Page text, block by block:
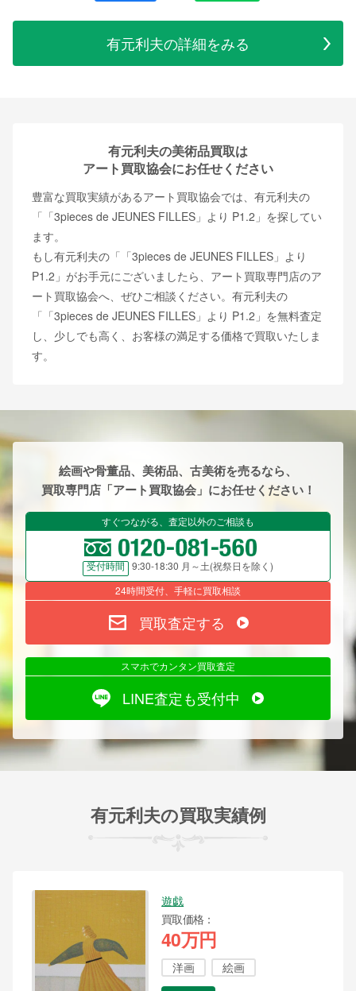
有元利夫の詳細をみる
有元利夫の美術品買取は
アート買取協会にお任せください
豊富な買取実績があるアート買取協会では、有元利夫の
「「3pieces de JEUNES FILLES」より P1.2」を探してい
ます。
もし有元利夫の「「3pieces de JEUNES FILLES」より
P1.2」がお手元にございましたら、アート買取専門店のア
ート買取協会へ、ぜひご相談ください。有元利夫の
「「3pieces de JEUNES FILLES」より P1.2」を無料査定
し、少しでも高く、お客様の満足する価格で買取いたしま
す。
絵画や骨董品、美術品、古美術を売るなら、
買取専門店「アート買取協会」にお任せください！
すぐつながる、査定以外のご相談も
受付時間
9:30-18:30 月～土(祝祭日を除く)
24時間受付、手軽に買取相談
買取査定する
スマホでカンタン買取査定
LINE査定も受付中
有元利夫の買取実績例
遊戯
買取価格
40万円
洋画 絵画